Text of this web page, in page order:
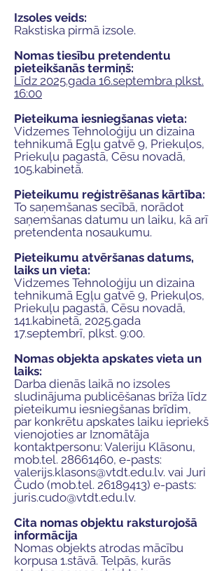
Izsoles veids:
Rakstiska pirmā izsole.
Nomas tiesību pretendentu
pieteikšanās termiņš:
Līdz 2025.gada 16.septembra plkst.
16:00
Pieteikuma iesniegšanas vieta:
Vidzemes Tehnoloģiju un dizaina
tehnikumā Egļu gatvē 9, Priekuļos,
Priekuļu pagastā, Cēsu novadā,
105.kabinetā.
Pieteikumu reģistrēšanas kārtība:
To saņemšanas secībā, norādot
saņemšanas datumu un laiku, kā arī
pretendenta nosaukumu.
Pieteikumu atvēršanas datums,
laiks un vieta:
Vidzemes Tehnoloģiju un dizaina
tehnikumā Egļu gatvē 9, Priekuļos,
Priekuļu pagastā, Cēsu novadā,
141.kabinetā, 2025.gada
17.septembrī, plkst. 9:00.
Nomas objekta apskates vieta un
laiks:
Darba dienās laikā no izsoles
sludinājuma publicēšanas brīža līdz
pieteikumu iesniegšanas brīdim,
par konkrētu apskates laiku iepriekš
vienojoties ar Iznomātāja
kontaktpersonu: Valeriju Klāsonu,
mob.tel. 28661460, e-pasts:
valerijs.klasons@vtdt.edu.lv. vai Juri
Čudo (mob.tel. 26189413) e-pasts:
juris.cudo@vtdt.edu.lv.
Cita nomas objektu raksturojošā
informācija
Nomas objekts atrodas mācību
korpusa 1.stāvā. Telpās, kurās